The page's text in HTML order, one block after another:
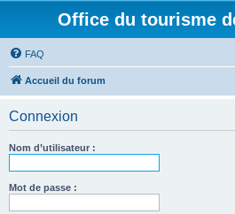
Office du tourisme
FAQ
Accueil du forum
Connexion
Nom d’utilisateur :
Mot de passe :